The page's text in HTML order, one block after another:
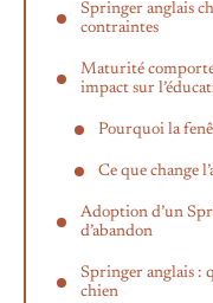
Springer anglais
contraintes
Maturité
impact sur
Pourquoi la
Ce que change
Adoption d’un
d’abandon
Springer anglais :
chien